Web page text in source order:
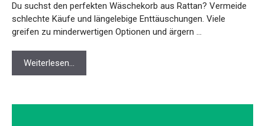
Du suchst den perfekten Wäschekorb aus Rattan? Vermeide
schlechte Käufe und längelebige Enttäuschungen. Viele
greifen zu minderwertigen Optionen und ärgern …
Weiterlesen…